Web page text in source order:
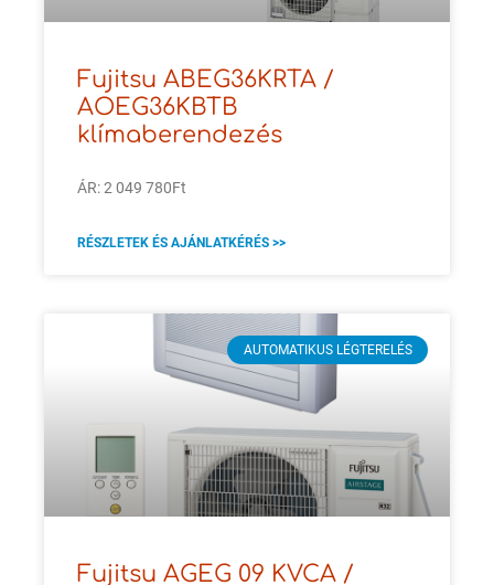
Fujitsu ABEG36KRTA /
AOEG36KBTB
klímaberendezés
ÁR: 2 049 780Ft
RÉSZLETEK ÉS AJÁNLATKÉRÉS >>
AUTOMATIKUS LÉGTERELÉS
Fujitsu AGEG 09 KVCA /